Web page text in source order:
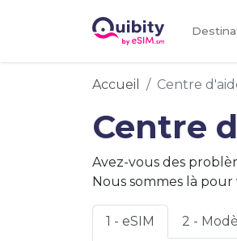
Accueil Centre
Centre
Avez-vous des
Nous sommes là
1 - eSIM 2 -